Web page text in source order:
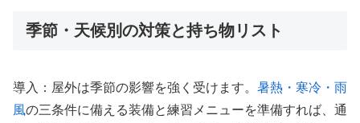
季節・天候別の対策と持ち物リスト
導入：屋外は季節の影響を強く受けます。 暑熱・寒冷・雨
風の三条件に備える装備と練習メニューを準備すれば、通